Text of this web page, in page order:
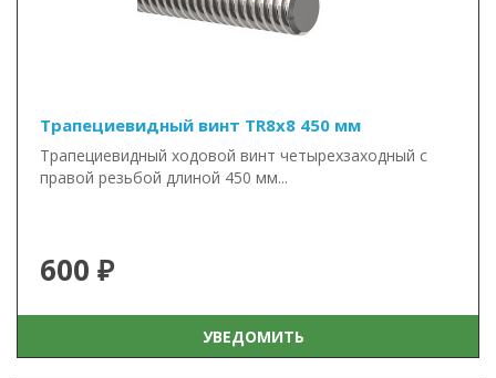
Трапециевидный винт TR8x8 450 мм
Трапециевидный ходовой винт четырехзаходный с
правой резьбой длиной 450 мм...
600 ₽
УВЕДОМИТЬ